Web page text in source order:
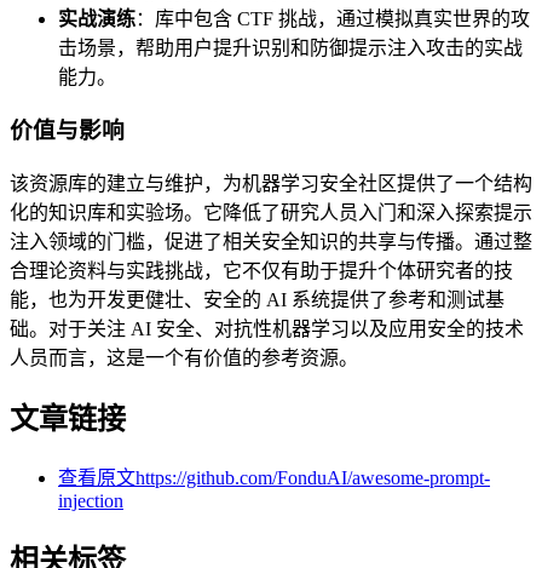
实战演练：库中包含 CTF 挑战，通过模拟真实世界的攻
击场景，帮助用户提升识别和防御提示注入攻击的实战
能力。
价值与影响
该资源库的建立与维护，为机器学习安全社区提供了一个结构
化的知识库和实验场。它降低了研究人员入门和深入探索提示
注入领域的门槛，促进了相关安全知识的共享与传播。通过整
合理论资料与实践挑战，它不仅有助于提升个体研究者的技
能，也为开发更健壮、安全的 AI 系统提供了参考和测试基
础。对于关注 AI 安全、对抗性机器学习以及应用安全的技术
人员而言，这是一个有价值的参考资源。
文章链接
查看原文https://github.com/FonduAI/awesome-prompt-
injection
相关标签